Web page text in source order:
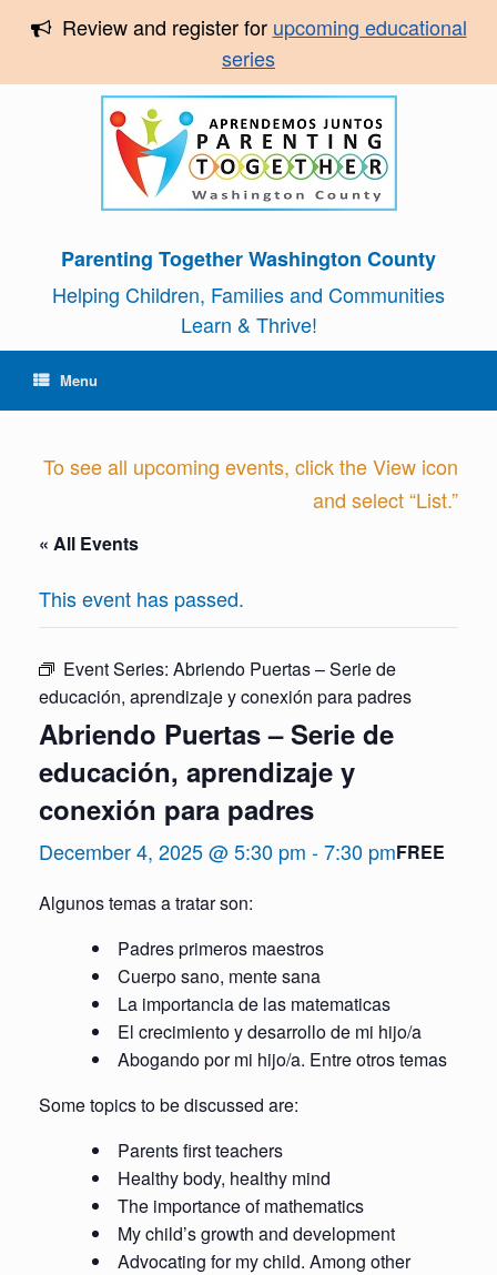
Review and register for upcoming educational
series
Parenting Together Washington County
Helping Children, Families and Communities
Learn & Thrive!
Menu
To see all upcoming events, click the View icon
and select “List.”
« All Events
This event has passed.
Event Series: Abriendo Puertas – Serie de
educación, aprendizaje y conexión para padres
Abriendo Puertas – Serie de
educación, aprendizaje y
conexión para padres
December 4, 2025 @ 5:30 pm -7:30 pmFREE
Algunos temas a tratar son:
Padres primeros maestros
Cuerpo sano, mente sana
La importancia de las matematicas
El crecimiento y desarrollo de mi hijo/a
Abogando por mi hijo/a. Entre otros temas
Some topics to be discussed are:
Parents first teachers
Healthy body, healthy mind
The importance of mathematics
My child’s growth and development
Advocating for my child. Among other